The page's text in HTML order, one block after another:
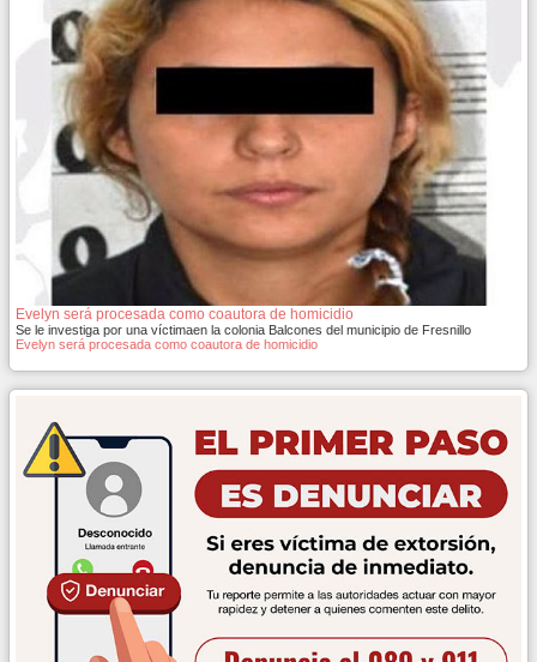
Evelyn será procesada como coautora de homicidio
Se le investiga por una víctimaen la colonia Balcones del municipio de Fresnillo
Evelyn será procesada como coautora de homicidio